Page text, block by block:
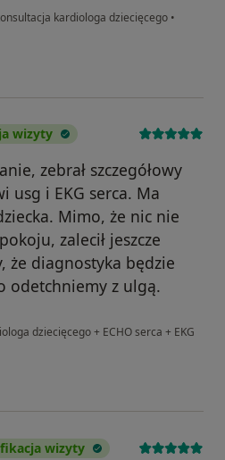
kardiologa dziecięcego •
wizyty
zebrał szczegółowy
usg i EKG serca. Ma
Mimo, że nic nie
zalecił jeszcze
że diagnostyka będzie
odetchniemy z ulgą.
dziecięcego + ECHO serca + EKG
wizyty